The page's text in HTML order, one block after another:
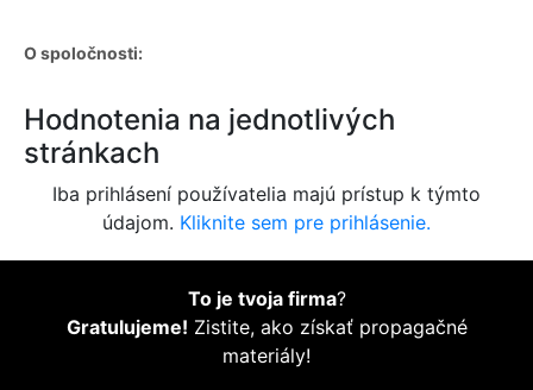
O spoločnosti:
Hodnotenia na jednotlivých
stránkach
Iba prihlásení používatelia majú prístup k týmto
údajom. Kliknite sem pre prihlásenie.
To je tvoja firma?
Gratulujeme! Zistite, ako získať propagačné
materiály!